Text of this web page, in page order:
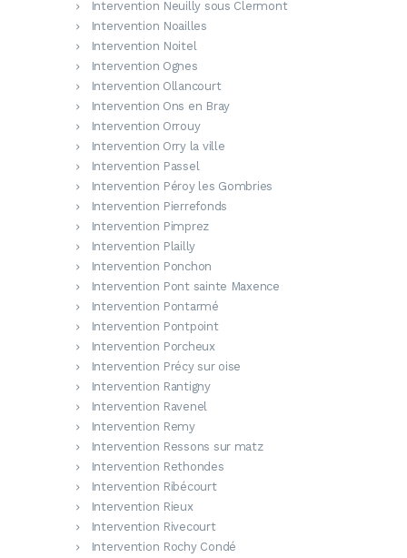
Intervention Neuilly sous Clermont
Intervention Noailles
Intervention Noitel
Intervention Ognes
Intervention Ollancourt
Intervention Ons en Bray
Intervention Orrouy
Intervention Orry la ville
Intervention Passel
Intervention Péroy les Gombries
Intervention Pierrefonds
Intervention Pimprez
Intervention Plailly
Intervention Ponchon
Intervention Pont sainte Maxence
Intervention Pontarmé
Intervention Pontpoint
Intervention Porcheux
Intervention Précy sur oise
Intervention Rantigny
Intervention Ravenel
Intervention Remy
Intervention Ressons sur matz
Intervention Rethondes
Intervention Ribécourt
Intervention Rieux
Intervention Rivecourt
Intervention Rochy Condé